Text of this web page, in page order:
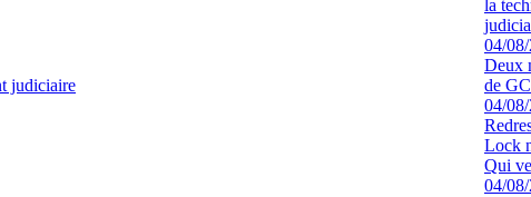
judiciaire
la
04/
Deux
de
04/
Lock
Qui
04/